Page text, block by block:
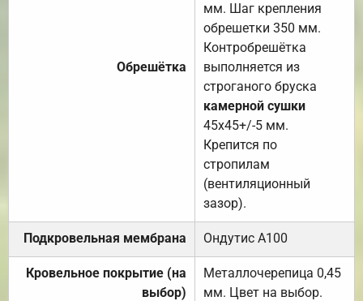
Обрешётка
мм. Шаг крепления
обрешетки 350 мм.
Контробрешётка
выполняется из
строганого бруска
камерной сушки
45х45+/-5 мм.
Крепится по
стропилам
(вентиляционный
зазор).
Подкровельная мембрана Ондутис А100
Кровельное покрытие (на
выбор)
Металлочерепица 0,45
мм. Цвет на выбор.